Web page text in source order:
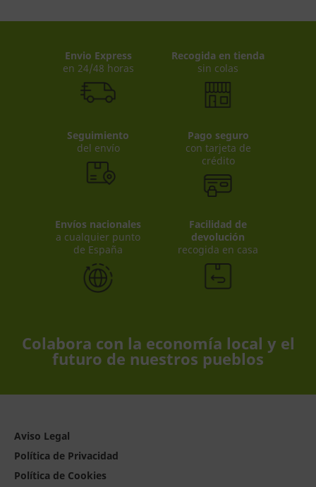
Envio Express
en 24/48 horas
Recogida en tienda
sin colas
Seguimiento
del envío
Pago seguro
con tarjeta de
crédito
Envíos nacionales
a cualquier punto
de España
Facilidad de
devolución
recogida en casa
Colabora con la economía local y el
futuro de nuestros pueblos
Aviso Legal
Política de Privacidad
Política de Cookies